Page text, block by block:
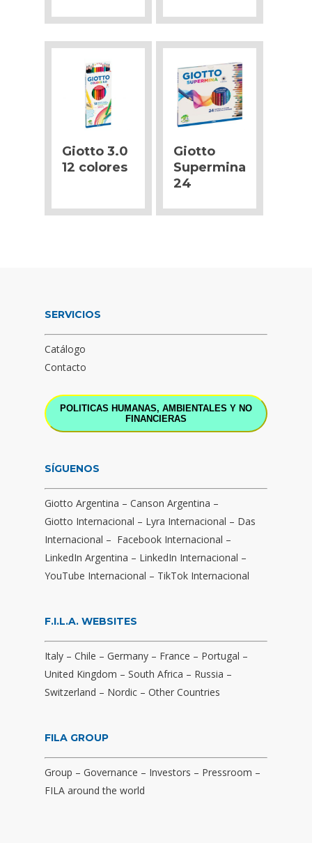
Giotto 3.0
12 colores
Giotto
Supermina
24
SERVICIOS
Catálogo
Contacto
POLITICAS HUMANAS, AMBIENTALES Y NO
FINANCIERAS
SÍGUENOS
Giotto Argentina – Canson Argentina –
Giotto Internacional – Lyra Internacional – Das
Internacional – Facebook Internacional –
LinkedIn Argentina – LinkedIn Internacional –
YouTube Internacional – TikTok Internacional
F.I.L.A. WEBSITES
Italy – Chile – Germany – France – Portugal –
United Kingdom – South Africa – Russia –
Switzerland – Nordic – Other Countries
FILA GROUP
Group – Governance – Investors – Pressroom –
FILA around the world